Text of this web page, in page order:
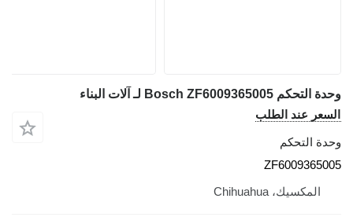
وحدة التحكم Bosch ZF6009365005 لـ آلات البناء
السعر عند الطلب
وحدة التحكم
ZF6009365005
المكسيك، Chihuahua